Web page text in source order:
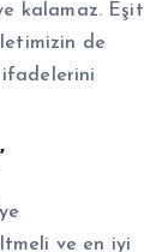
kalamaz. Eşit
de
ifadelerini
ve en iyi